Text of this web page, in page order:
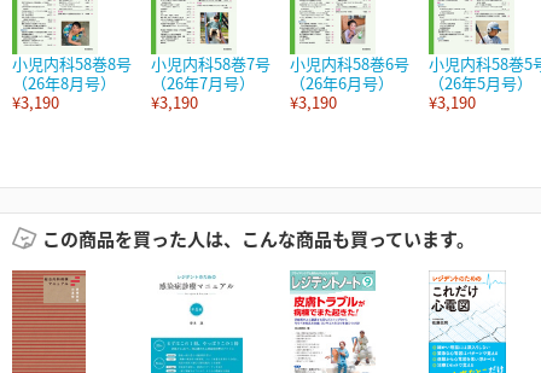
小児内科58巻8号
（26年8月号）
¥3,190
小児内科58巻7号
（26年7月号）
¥3,190
小児内科58巻6号
（26年6月号）
¥3,190
小児内科58巻5
（26年5月号）
¥3,190
この商品を買った人は、こんな商品も買っています。